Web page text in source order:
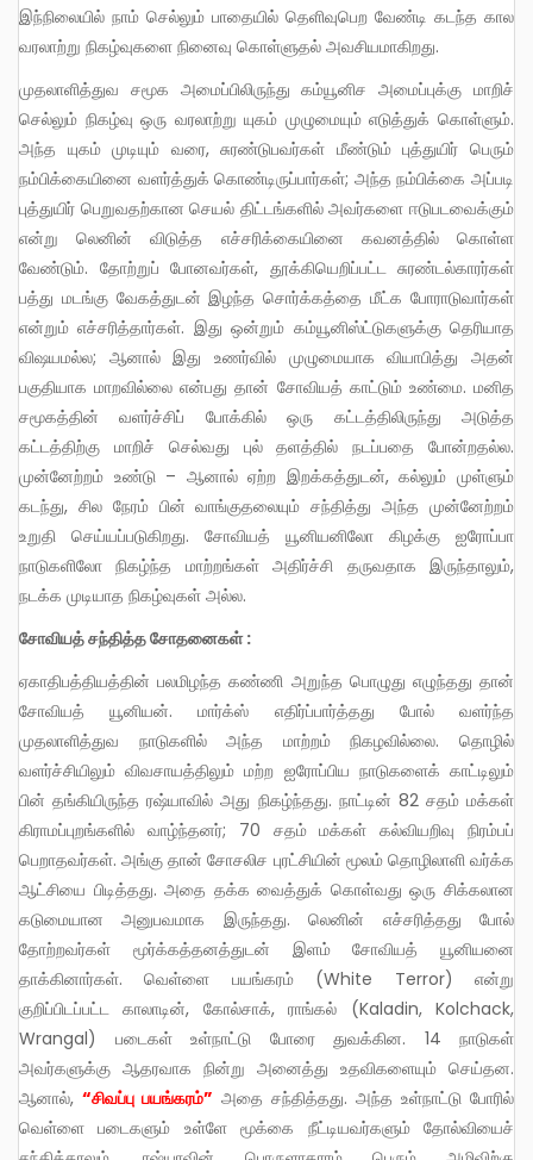
இந்நிலையில் நாம் செல்லும் பாதையில் தெளிவுபெற வேண்டி கடந்த கால
வரலாற்று நிகழ்வுகளை நினைவு கொள்ளுதல் அவசியமாகிறது.
முதலாளித்துவ சமூக அமைப்பிலிருந்து கம்யூனிச அமைப்புக்கு மாறிச்
செல்லும் நிகழ்வு ஒரு வரலாற்று யுகம் முழுமையும் எடுத்துக் கொள்ளும்.
அந்த யுகம் முடியும் வரை, சுரண்டுபவர்கள் மீண்டும் புத்துயிர் பெரும்
நம்பிக்கையினை வளர்த்துக் கொண்டிருப்பார்கள்; அந்த நம்பிக்கை அப்படி
புத்துயிர் பெறுவதற்கான செயல் திட்டங்களில் அவர்களை ஈடுபடவைக்கும்
என்று லெனின் விடுத்த எச்சரிக்கையினை கவனத்தில் கொள்ள
வேண்டும். தோற்றுப் போனவர்கள், தூக்கியெறிப்பட்ட சுரண்டல்காரர்கள்
பத்து மடங்கு வேகத்துடன் இழந்த சொர்க்கத்தை மீட்க போராடுவார்கள்
என்றும் எச்சரித்தார்கள். இது ஒன்றும் கம்யூனிஸ்ட்டுகளுக்கு தெரியாத
விஷயமல்ல; ஆனால் இது உணர்வில் முழுமையாக வியாபித்து அதன்
பகுதியாக மாறவில்லை என்பது தான் சோவியத் காட்டும் உண்மை. மனித
சமூகத்தின் வளர்ச்சிப் போக்கில் ஒரு கட்டத்திலிருந்து அடுத்த
கட்டத்திற்கு மாறிச் செல்வது புல் தளத்தில் நடப்பதை போன்றதல்ல.
முன்னேற்றம் உண்டு – ஆனால் ஏற்ற இறக்கத்துடன், கல்லும் முள்ளும்
கடந்து, சில நேரம் பின் வாங்குதலையும் சந்தித்து அந்த முன்னேற்றம்
உறுதி செய்யப்படுகிறது. சோவியத் யூனியனிலோ கிழக்கு ஐரோப்பா
நாடுகளிலோ நிகழ்ந்த மாற்றங்கள் அதிர்ச்சி தருவதாக இருந்தாலும்,
நடக்க முடியாத நிகழ்வுகள் அல்ல.
சோவியத் சந்தித்த சோதனைகள் :
ஏகாதிபத்தியத்தின் பலமிழந்த கண்ணி அறுந்த பொழுது எழுந்தது தான்
சோவியத் யூனியன். மார்க்ஸ் எதிர்ப்பார்த்தது போல் வளர்ந்த
முதலாளித்துவ நாடுகளில் அந்த மாற்றம் நிகழவில்லை. தொழில்
வளர்ச்சியிலும் விவசாயத்திலும் மற்ற ஐரோப்பிய நாடுகளைக் காட்டிலும்
பின் தங்கியிருந்த ரஷ்யாவில் அது நிகழ்ந்தது. நாட்டின் 82 சதம் மக்கள்
கிராமப்புறங்களில் வாழ்ந்தனர்; 70 சதம் மக்கள் கல்வியறிவு நிரம்பப்
பெறாதவர்கள். அங்கு தான் சோசலிச புரட்சியின் மூலம் தொழிலாளி வர்க்க
ஆட்சியை பிடித்தது. அதை தக்க வைத்துக் கொள்வது ஒரு சிக்கலான
கடுமையான அனுபவமாக இருந்தது. லெனின் எச்சரித்தது போல்
தோற்றவர்கள் மூர்க்கத்தனத்துடன் இளம் சோவியத் யூனியனை
தாக்கினார்கள். வெள்ளை பயங்கரம் (White Terror) என்று
குறிப்பிடப்பட்ட காலாடின், கோல்சாக், ராங்கல் (Kaladin, Kolchack,
Wrangal) படைகள் உள்நாட்டு போரை துவக்கின. 14 நாடுகள்
அவர்களுக்கு ஆதரவாக நின்று அனைத்து உதவிகளையும் செய்தன.
ஆனால், “சிவப்பு பயங்கரம்” அதை சந்தித்தது. அந்த உள்நாட்டு போரில்
வெள்ளை படைகளும் உள்ளே மூக்கை நீட்டியவர்களும் தோல்வியைச்